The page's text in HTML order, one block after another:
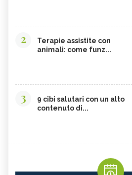
2
Terapie assistite con
animali: come funz...
3
9 cibi salutari con un alto
contenuto di...